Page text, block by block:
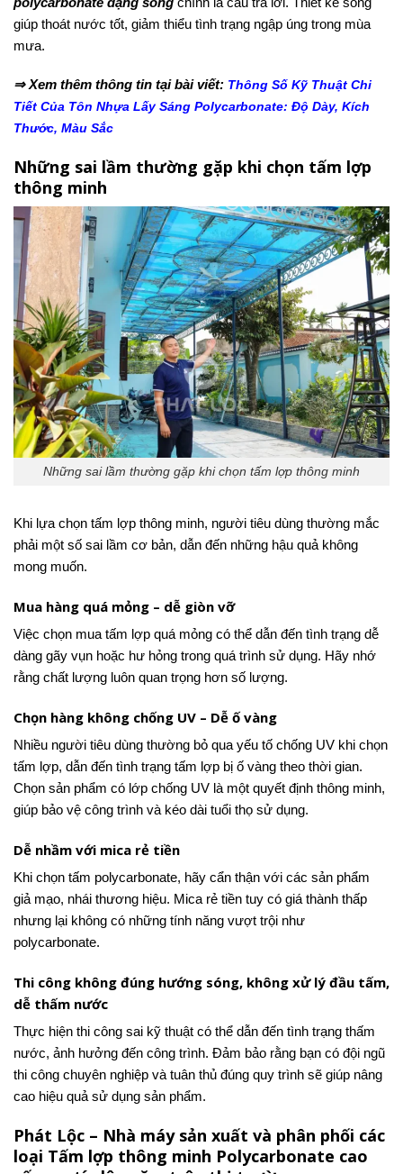
giúp thoát nước tốt, giảm thiểu tình trạng ngập úng trong mùa
mưa.
⇒ Xem thêm thông tin tại bài viết: Thông Số Kỹ Thuật Chi
Tiết Của Tôn Nhựa Lấy Sáng Polycarbonate: Độ Dày, Kích
Thước, Màu Sắc
Những sai lầm thường gặp khi chọn tấm lợp
thông minh
Những sai lầm thường gặp khi chọn tấm lợp thông minh
Khi lựa chọn tấm lợp thông minh, người tiêu dùng thường mắc
phải một số sai lầm cơ bản, dẫn đến những hậu quả không
mong muốn.
Mua hàng quá mỏng – dễ giòn vỡ
Việc chọn mua tấm lợp quá mỏng có thể dẫn đến tình trạng dễ
dàng gãy vụn hoặc hư hỏng trong quá trình sử dụng. Hãy nhớ
rằng chất lượng luôn quan trọng hơn số lượng.
Chọn hàng không chống UV – Dễ ố vàng
Nhiều người tiêu dùng thường bỏ qua yếu tố chống UV khi chọn
tấm lợp, dẫn đến tình trạng tấm lợp bị ố vàng theo thời gian.
Chọn sản phẩm có lớp chống UV là một quyết định thông minh,
giúp bảo vệ công trình và kéo dài tuổi thọ sử dụng.
Dễ nhầm với mica rẻ tiền
Khi chọn tấm polycarbonate, hãy cẩn thận với các sản phẩm
giả mạo, nhái thương hiệu. Mica rẻ tiền tuy có giá thành thấp
nhưng lại không có những tính năng vượt trội như
polycarbonate.
Thi công không đúng hướng sóng, không xử lý đầu tấm,
dễ thấm nước
Thực hiện thi công sai kỹ thuật có thể dẫn đến tình trạng thấm
nước, ảnh hưởng đến công trình. Đảm bảo rằng bạn có đội ngũ
thi công chuyên nghiệp và tuân thủ đúng quy trình sẽ giúp nâng
cao hiệu quả sử dụng sản phẩm.
Phát Lộc – Nhà máy sản xuất và phân phối các
loại Tấm lợp thông minh Polycarbonate cao